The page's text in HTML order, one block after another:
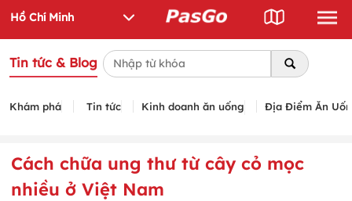
Tin tức & Blog
Khám phá Tin tức Kinh doanh ăn uống Địa Điểm Ăn
Cách chữa ung thư từ cây cỏ mọc
nhiều ở Việt Nam